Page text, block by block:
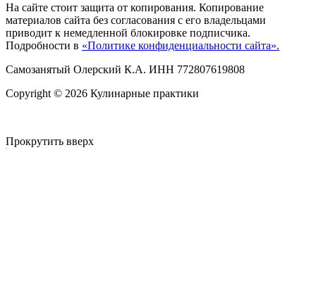
На сайте стоит защита от копирования. Копирование
материалов сайта без согласования с его владельцами
приводит к немедленной блокировке подписчика.
Подробности в «Политике конфиденциальности сайта».
Самозанятый Олерский К.А. ИНН 772807619808
Copyright © 2026 Кулинарные практики
Прокрутить вверх